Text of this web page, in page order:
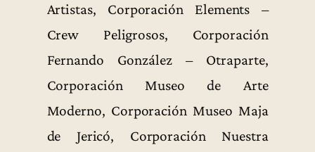
Artistas, Corporación Elements –
Crew Peligrosos, Corporación
Fernando González – Otraparte,
Corporación Museo de Arte
Moderno, Corporación Museo Maja
de Jericó, Corporación Nuestra